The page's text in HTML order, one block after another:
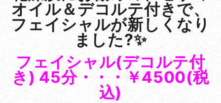
オイル＆デコルテ付きで、
フェイシャルが新しくなり
ました?✨
フェイシャル(デコルテ付
き) 45分・・・￥4500(税
込)